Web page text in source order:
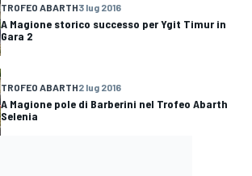
TROFEO ABARTH3 lug 2016
A Magione storico successo per Ygit Timur in
Gara 2
TROFEO ABARTH2 lug 2016
A Magione pole di Barberini nel Trofeo Abarth
Selenia